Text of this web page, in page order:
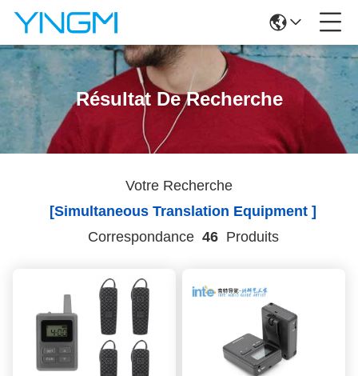
Résultat De Recherche
Votre Recherche
[simultaneous Translation Equipment ]
Correspondance 46Produits